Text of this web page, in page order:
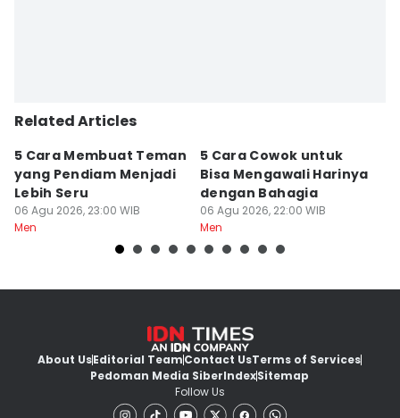
Related Articles
5 Cara Membuat Teman
yang Pendiam Menjadi
Lebih Seru
06 Agu 2026, 23:00 WIB
Men
5 Cara Cowok untuk
Bisa Mengawali Harinya
dengan Bahagia
06 Agu 2026, 22:00 WIB
Men
About UsEditorial TeamContact UsTerms of Services
Pedoman Media SiberIndexSitemap
Follow Us